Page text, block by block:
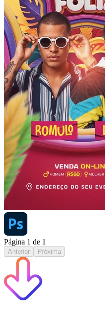
Página 1 de 1
Anterior Próxima